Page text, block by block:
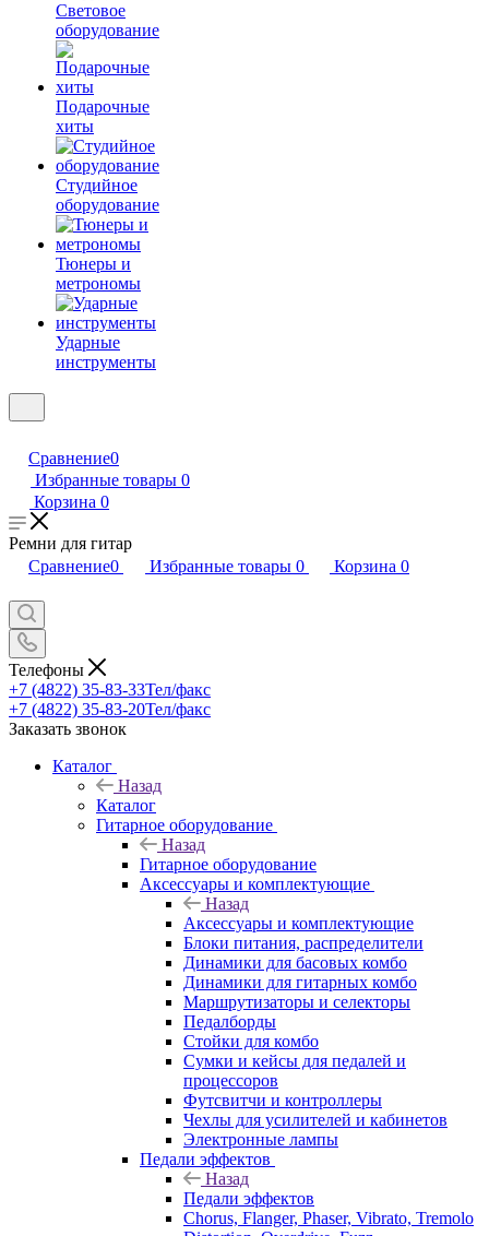
Световое
оборудование
Подарочные
хиты
Студийное
оборудование
Тюнеры и
метрономы
Ударные
инструменты
Сравнение0
Избранные товары 0
Корзина 0
Ремни для гитар
Сравнение0 Избранные товары 0 Корзина 0
Телефоны
+7 (4822) 35-83-33Тел/факс
+7 (4822) 35-83-20Тел/факс
Заказать звонок
Каталог
Назад
Каталог
Гитарное оборудование
Назад
Гитарное оборудование
Аксессуары и комплектующие
Назад
Аксессуары и комплектующие
Блоки питания, распределители
Динамики для басовых комбо
Динамики для гитарных комбо
Маршрутизаторы и селекторы
Педалборды
Стойки для комбо
Сумки и кейсы для педалей и
процессоров
Футсвитчи и контроллеры
Чехлы для усилителей и кабинетов
Электронные лампы
Педали эффектов
Назад
Педали эффектов
Chorus, Flanger, Phaser, Vibrato, Tremolo